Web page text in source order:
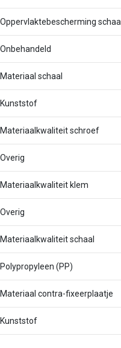
Oppervlaktebescherming schaal
Onbehandeld
Materiaal schaal
Kunststof
Materiaalkwaliteit schroef
Overig
Materiaalkwaliteit klem
Overig
Materiaalkwaliteit schaal
Polypropyleen (PP)
Materiaal contra-fixeerplaatje
Kunststof